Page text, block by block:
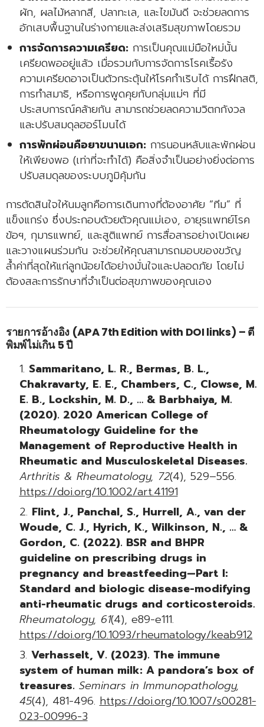
ผัก, ผลไม้หลากสี, ปลาทะเล, และไขมันดี จะช่วยลดการ
อักเสบพื้นฐานในร่างกายและส่งเสริมสุขภาพโดยรวม
การจัดการความเครียด:การเป็นคุณแม่มือใหม่นั้น
เครียดพออยู่แล้ว เมื่อรวมกับการจัดการโรคเรื้อรัง
ความเครียดอาจเป็นตัวกระตุ้นให้โรคกำเริบได้ การฝึกสติ,
การทำสมาธิ, หรือการพูดคุยกับกลุ่มแม่ๆ ที่มี
ประสบการณ์คล้ายกัน สามารถช่วยลดความวิตกกังวล
และปรับสมดุลฮอร์โมนได้
การพักผ่อนคือยาขนานเอก:การนอนหลับและพักผ่อน
ให้เพียงพอ (เท่าที่จะทำได้) คือสิ่งจำเป็นอย่างยิ่งต่อการ
ปรับสมดุลของระบบภูมิคุ้มกัน
การตัดสินใจให้นมลูกคือการเดินทางที่ต้องอาศัย “ทีม” ที่
แข็งแกร่ง ซึ่งประกอบด้วยตัวคุณแม่เอง, อายุรแพทย์โรค
ข้อฯ, กุมารแพทย์, และสูติแพทย์ การสื่อสารอย่างเปิดเผย
และวางแผนร่วมกัน จะช่วยให้คุณสามารถมอบของขวัญ
ล้ำค่าที่สุดให้แก่ลูกน้อยได้อย่างมั่นใจและปลอดภัย โดยไม่
ต้องสละการรักษาที่จำเป็นต่อสุขภาพของคุณเอง
รายการอ้างอิง (APA 7th Edition with DOI links) – ตี
พิมพ์ไม่เกิน 5 ปี
Sammaritano, L. R., Bermas, B. L.,
Chakravarty, E. E., Chambers, C., Clowse, M.
E. B., Lockshin, M. D., … & Barbhaiya, M.
(2020). 2020 American College of
Rheumatology Guideline for the
Management of Reproductive Health in
Rheumatic and Musculoskeletal Diseases.
Arthritis & Rheumatology, 72(4), 529–556.
https://doi.org/10.1002/art.41191
Flint, J., Panchal, S., Hurrell, A., van der
Woude, C. J., Hyrich, K., Wilkinson, N., … &
Gordon, C. (2022). BSR and BHPR
guideline on prescribing drugs in
pregnancy and breastfeeding—Part I:
Standard and biologic disease-modifying
anti-rheumatic drugs and corticosteroids.
Rheumatology, 61(4), e89-e111.
https://doi.org/10.1093/rheumatology/keab912
Verhasselt, V. (2023). The immune
system of human milk: A pandora’s box of
treasures. Seminars in Immunopathology,
45(4), 481-496.https://doi.org/10.1007/s00281-
023-00996-3